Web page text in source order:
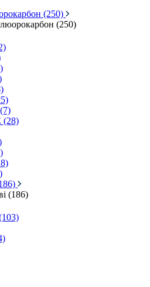
(250)
(250)
(28)
(186)